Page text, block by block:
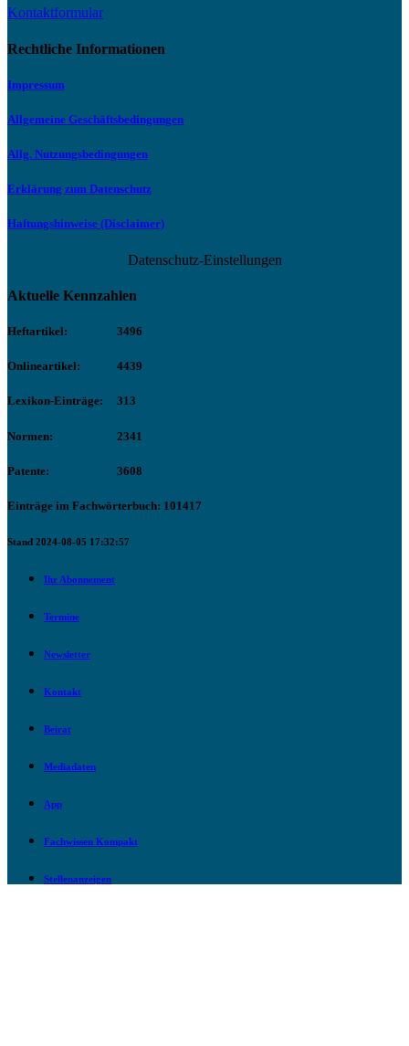
Kontaktformular
Rechtliche Informationen
Impressum
Allgemeine Geschäftsbedingungen
Allg. Nutzungsbedingungen
Erklärung zum Datenschutz
Haftungshinweise (Disclaimer)
Datenschutz-Einstellungen
Aktuelle Kennzahlen
Heftartikel: 3496
Onlineartikel: 4439
Lexikon-Einträge: 313
Normen: 2341
Patente: 3608
Einträge im Fachwörterbuch: 101417
Stand 2024-08-05 17:32:57
Ihr Abonnement
Termine
Newsletter
Kontakt
Beirat
Mediadaten
App
Fachwissen Kompakt
Stellenanzeigen